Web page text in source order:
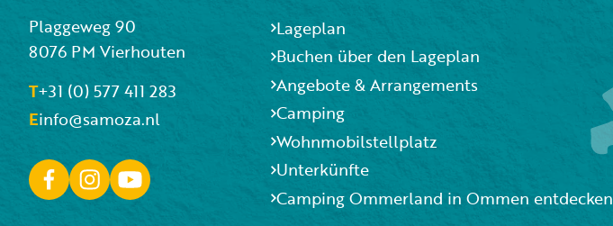
Plaggeweg 90
8076 PM Vierhouten
T+31 (0) 577 411 283
Einfo@samoza.nl
Lageplan
Buchen über den Lageplan
Angebote & Arrangements
Camping
Wohnmobilstellplatz
Unterkünfte
Camping Ommerland in Ommen entdecken